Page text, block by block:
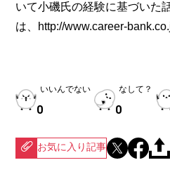
いて小磯氏の経験に基づいた
は 、http://www.career-
いいんでない
0
なして？
0
お気に入り記事